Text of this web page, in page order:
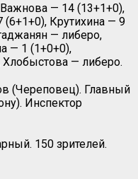
— 14 (13+1+0),
Крутихина — 9
— либеро,
— 1 (1+0+0),
— либеро.
(Череповец). Главный
Инспектор
150 зрителей.